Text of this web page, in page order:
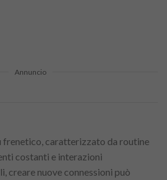
Annuncio
frenetico, caratterizzato da routine
costanti e interazioni
creare nuove connessioni può